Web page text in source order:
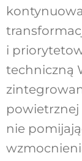
i
techniczną
powietrznej
nie